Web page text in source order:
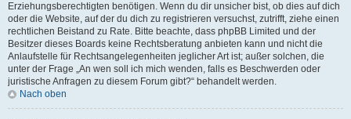
Erziehungsberechtigten benötigen. Wenn du dir unsicher bist, ob dies auf dich
oder die Website, auf der du dich zu registrieren versuchst, zutrifft, ziehe einen
rechtlichen Beistand zu Rate. Bitte beachte, dass phpBB Limited und der
Besitzer dieses Boards keine Rechtsberatung anbieten kann und nicht die
Anlaufstelle für Rechtsangelegenheiten jeglicher Art ist; außer solchen, die
unter der Frage „An wen soll ich mich wenden, falls es Beschwerden oder
juristische Anfragen zu diesem Forum gibt?“ behandelt werden.
Nach oben